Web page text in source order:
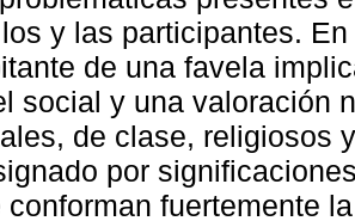
y las participantes.
de una favela
social y una valoración
de clase, religiosos
por
conforman fuertemente